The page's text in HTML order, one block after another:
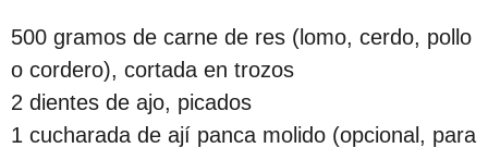
d
e
s
d
500 gramos de carne de res (lomo, cerdo, pollo
o cordero), cortada en trozos
2 dientes de ajo, picados
1 cucharada de ají panca molido (opcional, para